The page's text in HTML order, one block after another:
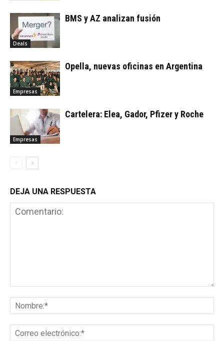
Deals
BMS y AZ analizan fusión
Empresas
Opella, nuevas oficinas en Argentina
Empresas
Cartelera: Elea, Gador, Pfizer y Roche
DEJA UNA RESPUESTA